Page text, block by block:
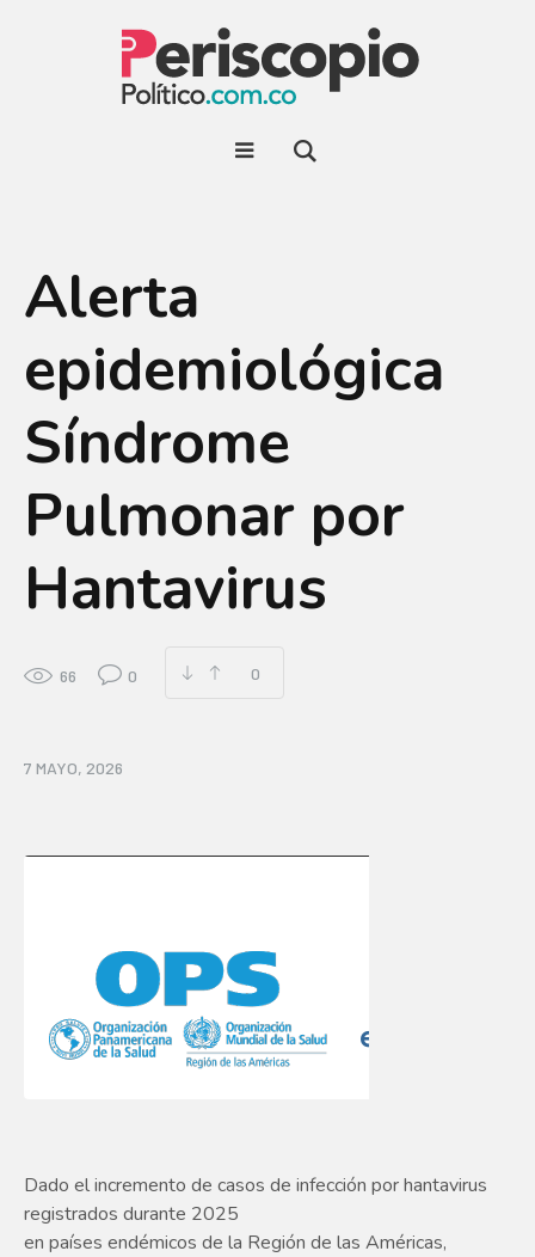
Alerta
epidemiológica
Síndrome
Pulmonar por
Hantavirus
66 0 0
7 MAYO, 2026
Dado el incremento de casos de infección por hantavirus
registrados durante 2025
en países endémicos de la Región de las Américas,